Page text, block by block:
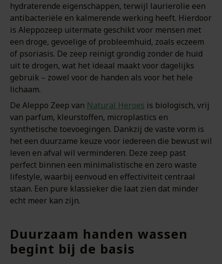
hydraterende eigenschappen, terwijl laurierolie een
antibacteriële en kalmerende werking heeft. Hierdoor
is Aleppozeep uitermate geschikt voor mensen met
een droge, gevoelige of probleemhuid, zoals eczeem
of psoriasis. De zeep reinigt grondig zonder de huid
uit te drogen, wat het ideaal maakt voor dagelijks
gebruik – zowel voor de handen als voor het hele
lichaam.
De Aleppo Zeep van Natural Heroes is biologisch, vrij
van parfum, kleurstoffen, microplastics en
synthetische toevoegingen. Dankzij de vaste vorm is
het een duurzame keuze voor iedereen die bewust wil
leven en afval wil verminderen. Deze zeep past
perfect binnen een minimalistische en zero waste
lifestyle, waarbij eenvoud en effectiviteit centraal
staan. Een pure klassieker die laat zien dat minder
echt meer kan zijn.
Duurzaam handen wassen
begint bij de basis